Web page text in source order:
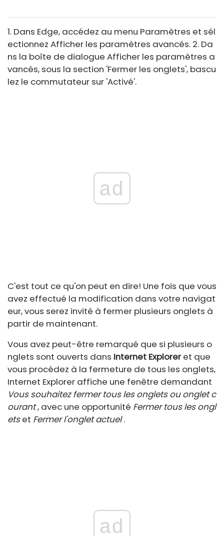
1. Dans Edge, accédez au menu Paramètres et sél
ectionnez Afficher les paramètres avancés. 2. Da
ns la boîte de dialogue Afficher les paramètres a
vancés, sous la section 'Fermer les onglets', bascu
lez le commutateur sur 'Activé'.
ad
C'est tout ce qu'on peut en dire! Une fois que vous
avez effectué la modification dans votre navigat
eur, vous serez invité à fermer plusieurs onglets à
partir de maintenant.
Vous avez peut-être remarqué que si plusieurs o
nglets sont ouverts dans Internet Exploreret que
vous procédez à la fermeture de tous les onglets,
Internet Explorer affiche une fenêtre demandant
Vous souhaitez fermer tous les onglets ou onglet c
ourant, avec une opportunité Fermer tous les ongl
etset Fermer l'onglet actuel.
ad